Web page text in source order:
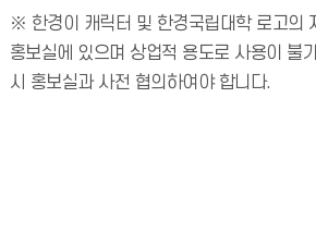
※ 한경이 캐릭터 및 한경국립대학 로고의
홍보실에 있으며 상업적 용도로 사용이 불
시 홍보실과 사전 협의하여야 합니다.